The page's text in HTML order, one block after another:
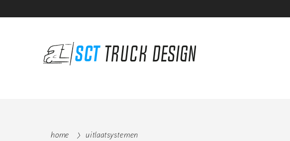
home uitlaatsystemen